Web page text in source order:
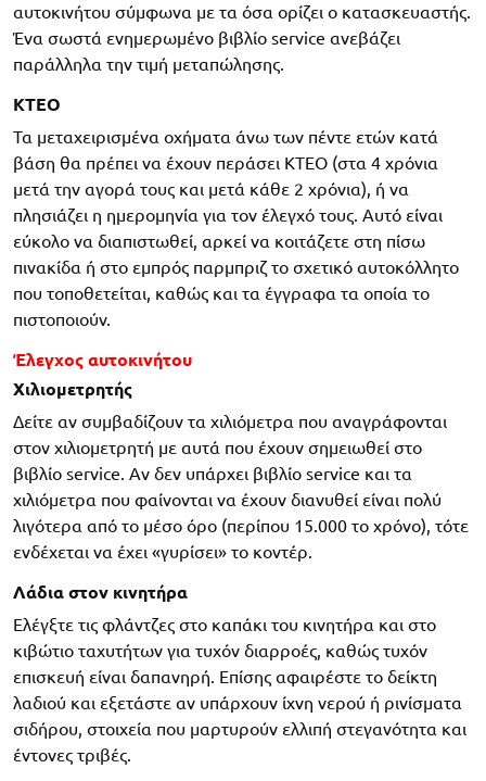
αυτοκινήτου σύμφωνα με τα όσα ορίζει ο κατασκευαστής.
Ένα σωστά ενημερωμένο βιβλίο service ανεβάζει
παράλληλα την τιμή μεταπώλησης.
ΚΤΕΟ
Τα μεταχειρισμένα οχήματα άνω των πέντε ετών κατά
βάση θα πρέπει να έχουν περάσει KTEO (στα 4 χρόνια
μετά την αγορά τους και μετά κάθε 2 χρόνια), ή να
πλησιάζει η ημερομηνία για τον έλεγχό τους. Αυτό είναι
εύκολο να διαπιστωθεί, αρκεί να κοιτάζετε στη πίσω
πινακίδα ή στο εμπρός παρμπριζ το σχετικό αυτοκόλλητο
που τοποθετείται, καθώς και τα έγγραφα τα οποία το
πιστοποιούν.
Έλεγχος αυτοκινήτου
Χιλιομετρητής
Δείτε αν συμβαδίζουν τα χιλιόμετρα που αναγράφονται
στον χιλιομετρητή με αυτά που έχουν σημειωθεί στο
βιβλίο service. Αν δεν υπάρχει βιβλίο service και τα
χιλιόμετρα που φαίνονται να έχουν διανυθεί είναι πολύ
λιγότερα από το μέσο όρο (περίπου 15.000 το χρόνο), τότε
ενδέχεται να έχει «γυρίσει» το κοντέρ.
Λάδια στον κινητήρα
Ελέγξτε τις φλάντζες στο καπάκι του κινητήρα και στο
κιβώτιο ταχυτήτων για τυχόν διαρροές, καθώς τυχόν
επισκευή είναι δαπανηρή. Επίσης αφαιρέστε το δείκτη
λαδιού και εξετάστε αν υπάρχουν ίχνη νερού ή ρινίσματα
σιδήρου, στοιχεία που μαρτυρούν ελλιπή στεγανότητα και
έντονες τριβές.